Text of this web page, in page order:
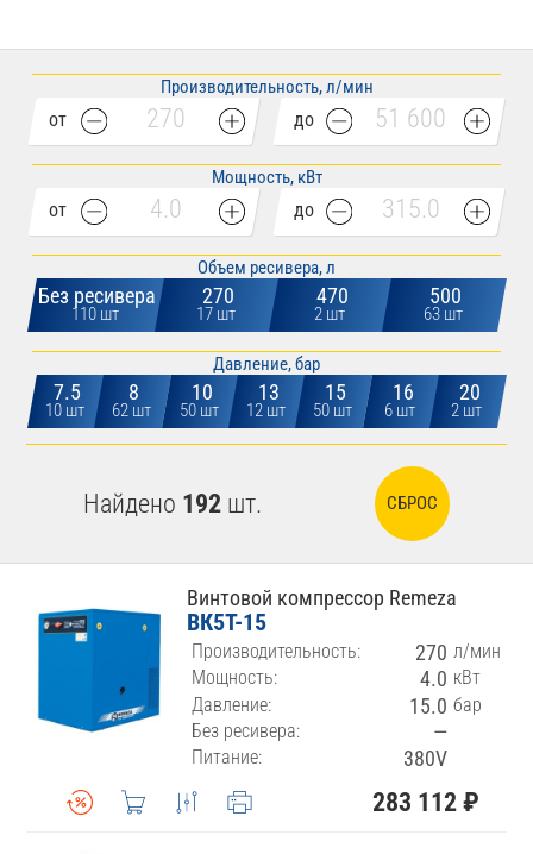
Производительность, л/мин
от до
Мощность, кВт
от до
Объем ресивера, л
Без ресивера
110 шт
270
17 шт
470
2 шт
500
63 шт
Давление, бар
7.5
10 шт
8
62 шт
10
50 шт
13
12 шт
15
50 шт
16
6 шт
20
2 шт
Найдено 192 шт. СБРОС
Винтовой компрессор Remeza
ВК5Т-15
Производительность: 270 л/мин
Мощность:
4.0 кВт
Давление:
15.0 бар
Без ресивера:
—
Питание: 380V
283 112 ₽